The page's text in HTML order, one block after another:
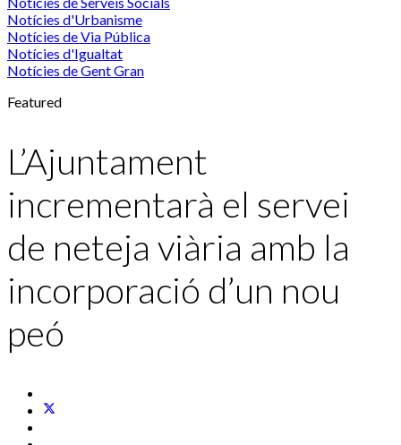
Notícies d'Urbanisme
Notícies de Via Pública
Notícies d'Igualtat
Notícies de Gent Gran
Featured
L’Ajuntament
incrementarà el servei
de neteja viària amb la
incorporació d’un nou
peó